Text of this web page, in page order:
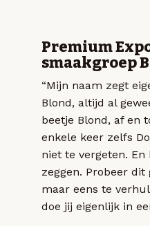
Premium
smaakgroep
“Mijn naam zegt
Blond, altijd al
beetje Blond, af en
enkele keer zelfs
niet te vergeten.
zeggen. Probeer
maar eens te
doe jij eigenlijk in